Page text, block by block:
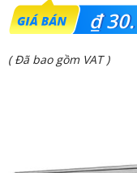
Giá
gốc
là:
₫
Giá
₫ 30.750.000.
( Đã bao gồm VAT )